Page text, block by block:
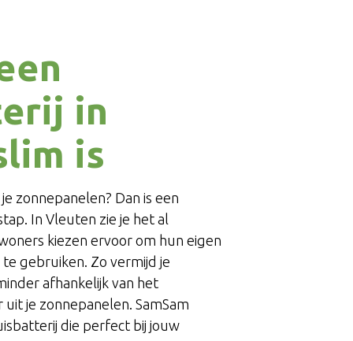
in
is
zonnepanelen? Dan is een
In Vleuten zie je het al
kiezen ervoor om hun eigen
gebruiken. Zo vermijd je
afhankelijk van het
je zonnepanelen. SamSam
die perfect bij jouw